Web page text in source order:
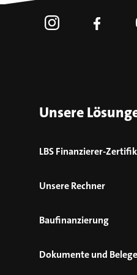
Unsere
LBS Finanzierer-
Unsere Rechner
Baufinanzierung
Dokumente und Belege